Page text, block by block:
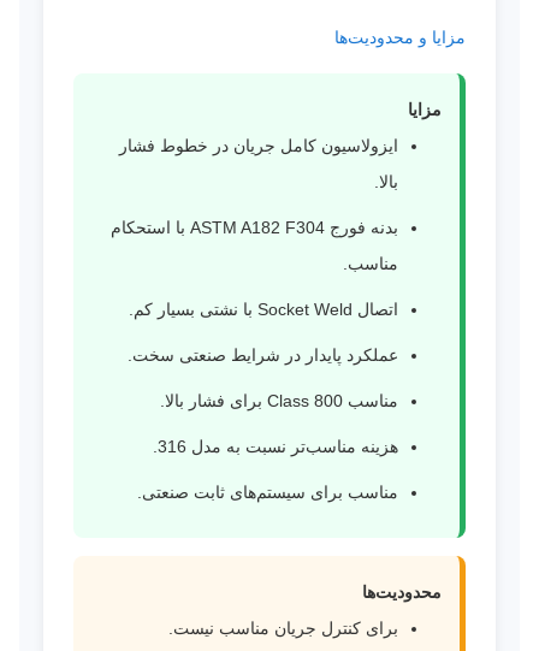
مزایا و محدودیت‌ها
مزایا
ایزولاسیون کامل جریان در خطوط فشار
بالا.
بدنه فورج ASTM A182 F304 با استحکام
مناسب.
اتصال Socket Weld با نشتی بسیار کم.
عملکرد پایدار در شرایط صنعتی سخت.
مناسب Class 800 برای فشار بالا.
هزینه مناسب‌تر نسبت به مدل 316.
مناسب برای سیستم‌های ثابت صنعتی.
محدودیت‌ها
برای کنترل جریان مناسب نیست.